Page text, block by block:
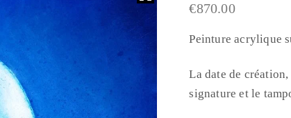
€870.00
Peinture acrylique
La date de
signature et le